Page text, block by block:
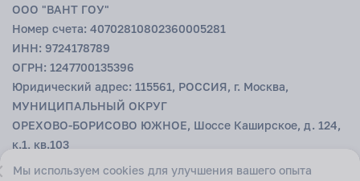
ООО "ВАНТ ГОУ"
Номер счета: 40702810802360005281
ИНН: 9724178789
ОГРН: 1247700135396
Юридический адрес: 115561, РОССИЯ, г. Москва,
МУНИЦИПАЛЬНЫЙ ОКРУГ
ОРЕХОВО-БОРИСОВО ЮЖНОЕ, Шоссе Каширское, д. 124,
к.1, кв.103
БИК: 044525593
Мы используем cookies для улучшения вашего опыта